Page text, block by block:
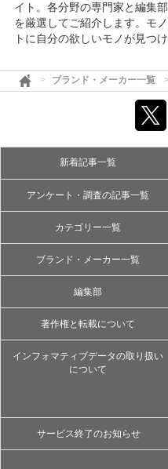
イト。各分野の専門家と編集
を厳選してご紹介します。モ
トに自分の欲しいモノが見つけ
ブランド・メーカー一覧
新着記事一覧
アンケート・調査の記事一覧
カテゴリー一覧
ブランド・メーカー一覧
編集部
著作権と転載について
インフォマティブデータの取り扱い
について
サービス終了のお知らせ